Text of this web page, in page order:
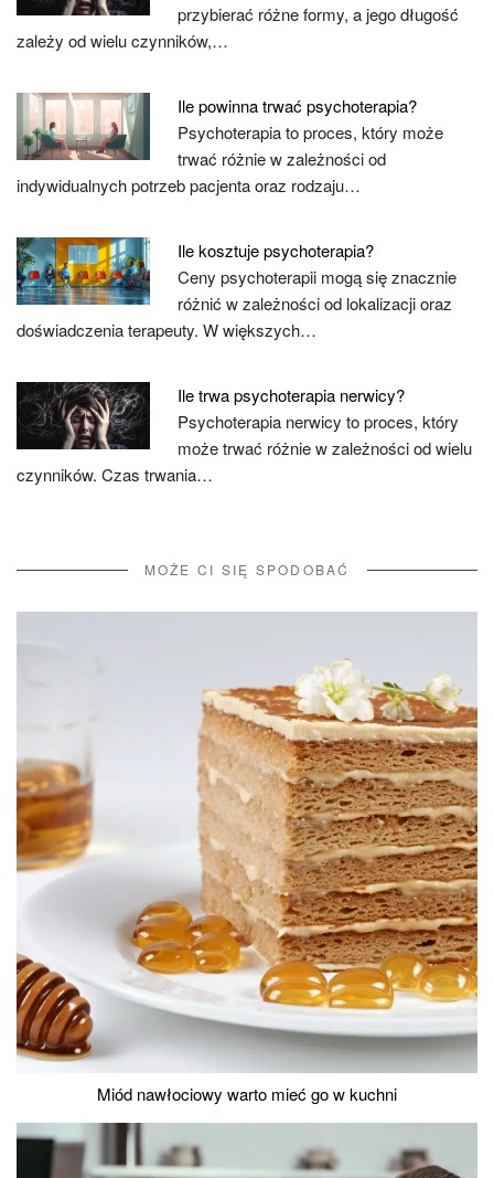
przybierać różne formy, a jego długość
zależy od wielu czynników,…
Ile powinna trwać psychoterapia?
Psychoterapia to proces, który może
trwać różnie w zależności od
indywidualnych potrzeb pacjenta oraz rodzaju…
Ile kosztuje psychoterapia?
Ceny psychoterapii mogą się znacznie
różnić w zależności od lokalizacji oraz
doświadczenia terapeuty. W większych…
Ile trwa psychoterapia nerwicy?
Psychoterapia nerwicy to proces, który
może trwać różnie w zależności od wielu
czynników. Czas trwania…
MOŻE CI SIĘ SPODOBAĆ
Miód nawłociowy warto mieć go w kuchni